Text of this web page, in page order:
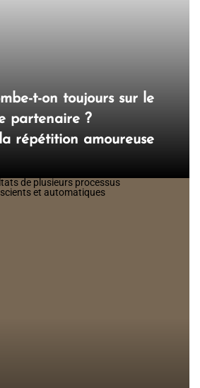
t-on toujours sur le
partenaire ?
répétition amoureuse